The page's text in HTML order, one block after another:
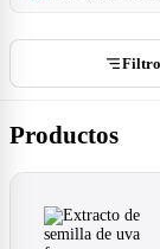
Productos